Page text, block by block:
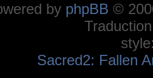
by phpBB ©
Sacred2: Fallen